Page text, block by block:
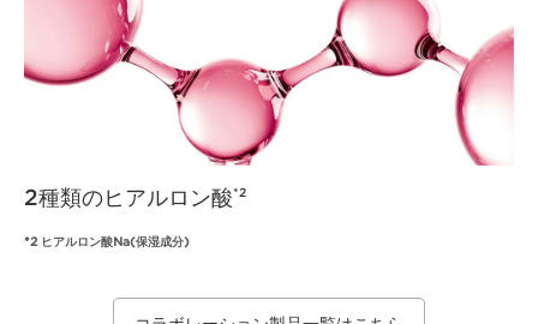
2種類のヒアルロン酸*2
*2 ヒアルロン酸Na(保湿成分)